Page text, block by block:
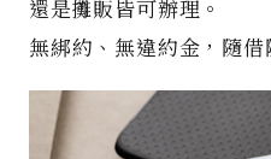
還是攤販皆可辦理。
無綁約、無違約金，隨借